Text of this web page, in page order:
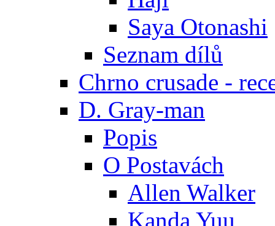
Saya Otonashi
Seznam dílů
Chrno crusade -
D. Gray-man
Popis
O Postavách
Allen Walker
Kanda Yuu